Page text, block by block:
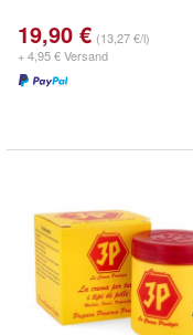
19,90 € (13,27 €/l)
+ 4,95 € Versand